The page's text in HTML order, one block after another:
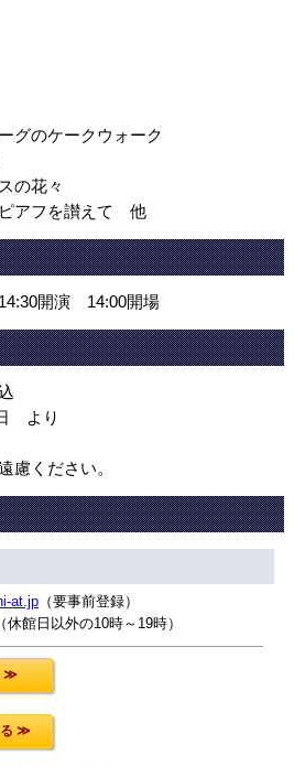
ークウォーク
の花々
アフを讃えて 他
開演 14:00開場
より
慮ください。
at.jp（要事前登録）
館日以外の10時～19時）